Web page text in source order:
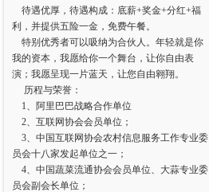
待遇优厚，待遇构成：底薪+奖金+分红+福
利，并提供五险一金，免费午餐。
特别优秀者可以吸纳为合伙人。年轻就是你
我的资本，我愿给你一个舞台，让你自由表
演；我愿呈现一片蓝天，让您自由翱翔。
历程与荣誉：
1、阿里巴巴战略合作单位
2、互联网协会会员单位；
3、中国互联网协会农村信息服务工作专业委
员会十八家发起单位之一；
4、中国蔬菜流通协会会员单位、大蒜专业委
员会副会长单位；